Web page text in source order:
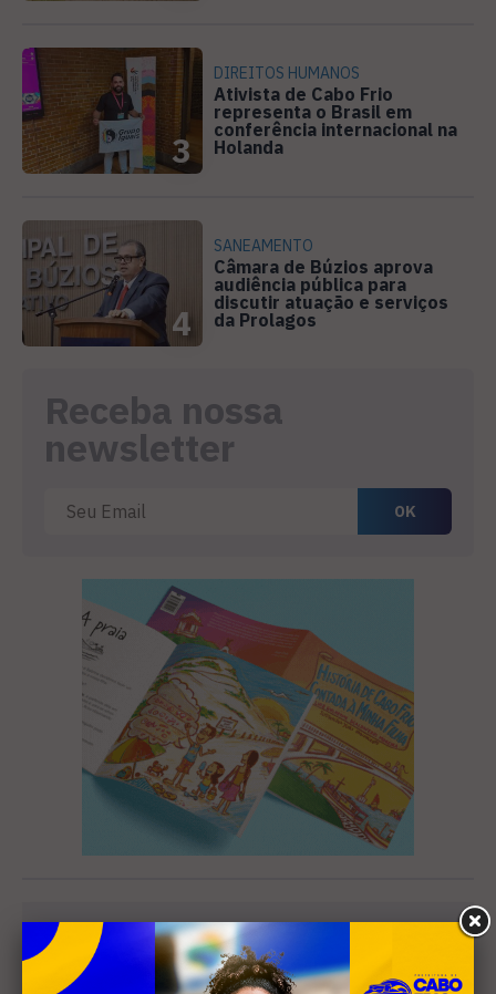
3
DIREITOS HUMANOS
Ativista de Cabo Frio
representa o Brasil em
conferência internacional na
Holanda
4
SANEAMENTO
Câmara de Búzios aprova
audiência pública para
discutir atuação e serviços
da Prolagos
Receba nossa
newsletter